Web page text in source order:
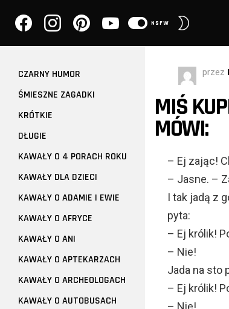
NSFW
przez
MIŚ
MÓWI:
– Ej zając!
– Jasne. –
I tak jadą z
pyta:
– Ej królik!
– Nie!
Jada na sto
– Ej królik!
– Nie!
CZARNY HUMOR
ŚMIESZNE ZAGADKI
KRÓTKIE
DŁUGIE
KAWAŁY O 4 PORACH ROKU
KAWAŁY DLA DZIECI
KAWAŁY O ADAMIE I EWIE
KAWAŁY O AFRYCE
KAWAŁY O ANI
KAWAŁY O APTEKARZACH
KAWAŁY O ARCHEOLOGACH
KAWAŁY O AUTOBUSACH